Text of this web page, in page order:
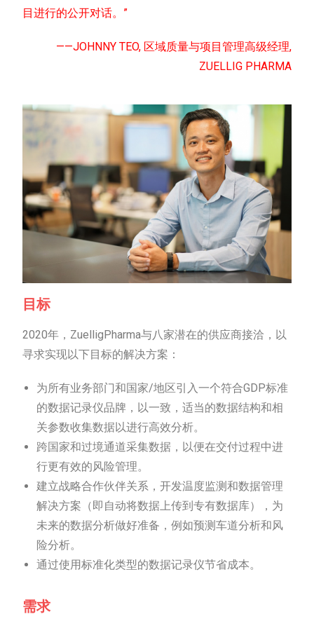
目进行的公开对话。”
——JOHNNY TEO, 区域质量与项目管理高级经理,
ZUELLIG PHARMA
目标
2020年，ZuelligPharma与八家潜在的供应商接洽，以
寻求实现以下目标的解决方案：
为所有业务部门和国家/地区引入一个符合GDP标准
的数据记录仪品牌，以一致，适当的数据结构和相
关参数收集数据以进行高效分析。
跨国家和过境通道采集数据，以便在交付过程中进
行更有效的风险管理。
建立战略合作伙伴关系，开发温度监测和数据管理
解决方案（即自动将数据上传到专有数据库），为
未来的数据分析做好准备，例如预测车道分析和风
险分析。
通过使用标准化类型的数据记录仪节省成本。
需求